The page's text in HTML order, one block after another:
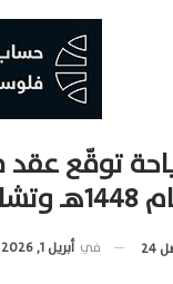
توقّع
المنورة
في أبريل 1, 2026